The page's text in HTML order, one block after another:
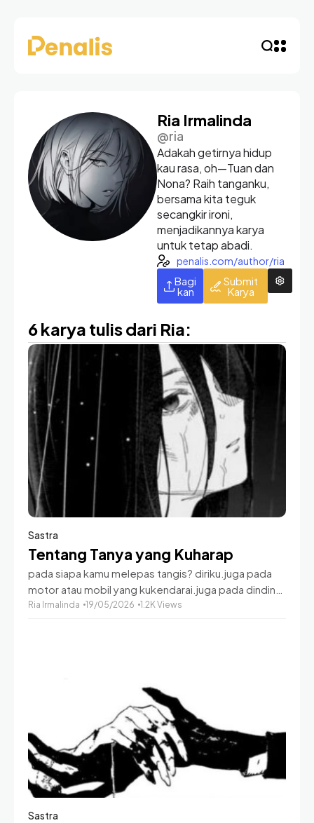
Ria Irmalinda
@ria
Adakah getirnya hidup
kau rasa, oh—Tuan dan
Nona? Raih tanganku,
bersama kita teguk
secangkir ironi,
menjadikannya karya
untuk tetap abadi.
penalis.com/author/ria
Bagi
kan
Submit
Karya
6 karya tulis dari Ria:
Sastra
Tentang Tanya yang Kuharap
pada siapa kamu melepas tangis? diriku.juga pada
motor atau mobil yang kukendarai.juga pada dinding
kamar yang berantakan.juga pada bilik toilet
Ria Irmalinda 19/05/2026 1.2K Views
Sastra